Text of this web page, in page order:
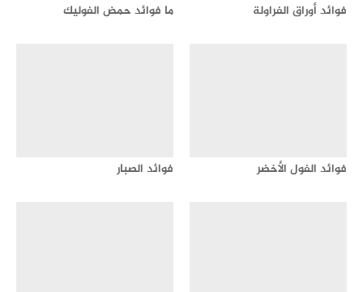
فوائد أوراق الفراولة ما فوائد حمض الفوليك
فوائد الفول الأخضر فوائد الصبار